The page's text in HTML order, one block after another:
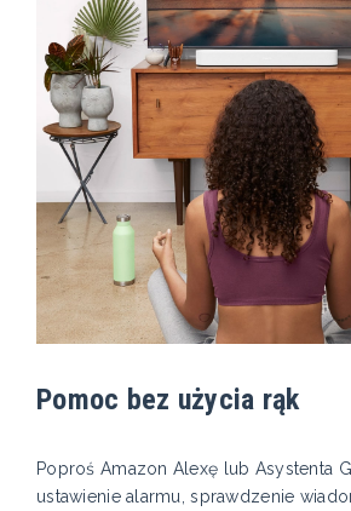
Pomoc bez użycia rąk
Poproś Amazon Alexę lub Asystenta
ustawienie alarmu, sprawdzenie